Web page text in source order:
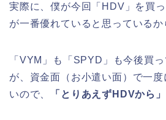
実際に、僕が今回「HDV」を買
が一番優れていると思っているか
「VYM」も「SPYD」も今後買
が、資金面（お小遣い面）で一
いので、
「とりあえずHDVから」